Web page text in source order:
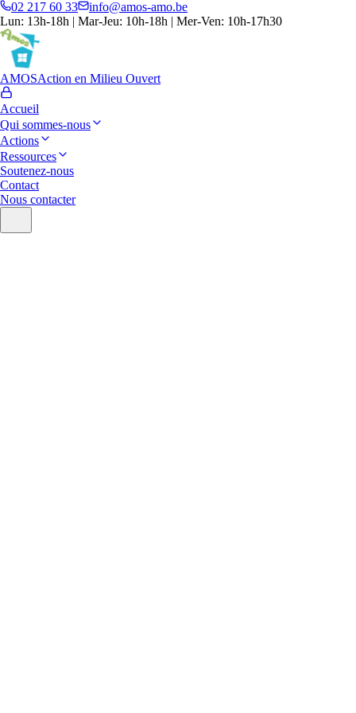
02 217 60 33
info@amos-amo.be
Lun: 13h-18h | Mar-Jeu: 10h-18h | Mer-Ven: 10h-17h30
AMOSAction en Milieu Ouvert
Accueil
Qui sommes-nous
Actions
Ressources
Soutenez-nous
Contact
Nous contacter